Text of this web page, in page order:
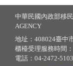
中華民國內政部移
AGENCY
地址：408024臺中
櫃檯受理服務時間
電話：04-2472-